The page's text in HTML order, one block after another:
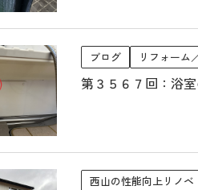
ブログ リフォーム
第３５６７回：浴
西山の性能向上リノベ